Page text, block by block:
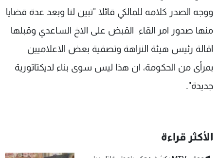
ووجه الصدر كلامه للمالكي قائلا "تبين لنا وبعد عدة قضايا
منها صدور امر القاء القبض على الاخ الساعدي وقبلها
اقالة رئيس هيئة النزاهة وتصفية بعض الاعلاميين
بمرأى من الحكومة، ان هذا ليس سوى بناء لديكتاتورية
جديدة".
الأكثر قراءة